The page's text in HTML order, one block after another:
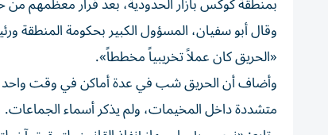
وقال أبو سفيان، المسؤول الكبير بحكومة المنطقة
«الحريق كان عملاً تخريبياً مخططاً».
وأضاف أن الحريق شب في عدة أماكن في وقت
متشددة داخل المخيمات، ولم يذكر أسماء الجماعات.